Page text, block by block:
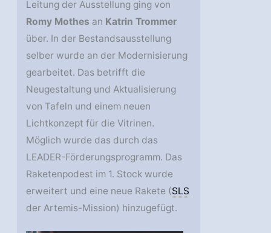
Leitung der Ausstellung ging von
Romy Mothes an Katrin Trommer
über. In der Bestandsausstellung
selber wurde an der Modernisierung
gearbeitet. Das betrifft die
Neugestaltung und Aktualisierung
von Tafeln und einem neuen
Lichtkonzept für die Vitrinen.
Möglich wurde das durch das
LEADER-Förderungsprogramm. Das
Raketenpodest im 1. Stock wurde
erweitert und eine neue Rakete (SLS
der Artemis-Mission) hinzugefügt.